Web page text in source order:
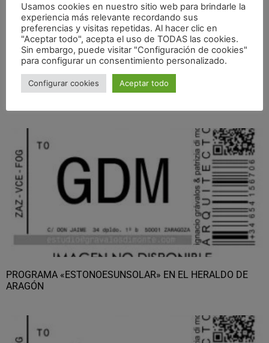
PROGRAMA «ESTONOESUNSOLAR» EN EL HERALDO DE
ARAGÓN
Usamos cookies en nuestro sitio web para brindarle la
experiencia más relevante recordando sus
preferencias y visitas repetidas. Al hacer clic en
"Aceptar todo", acepta el uso de TODAS las cookies.
Sin embargo, puede visitar "Configuración de cookies"
para configurar un consentimiento personalizado.
Configurar cookies Aceptar todo